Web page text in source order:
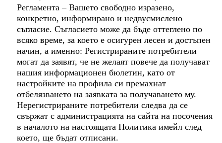
Регламента – Вашето свободно изразено,
конкретно, информирано и недвусмислено
съгласие. Съгласието може да бъде оттеглено по
всяко време, за което е осигурен лесен и достъпен
начин, а именно: Регистрираните потребители
могат да заявят, че не желаят повече да получават
нашия информационен бюлетин, като от
настройките на профила си премахнат
отбелязването на заявката за получаването му.
Нерегистрираните потребители следва да се
свържат с администрацията на сайта на посочения
в началото на настоящата Политика имейл след
което, ще бъдат отписани.